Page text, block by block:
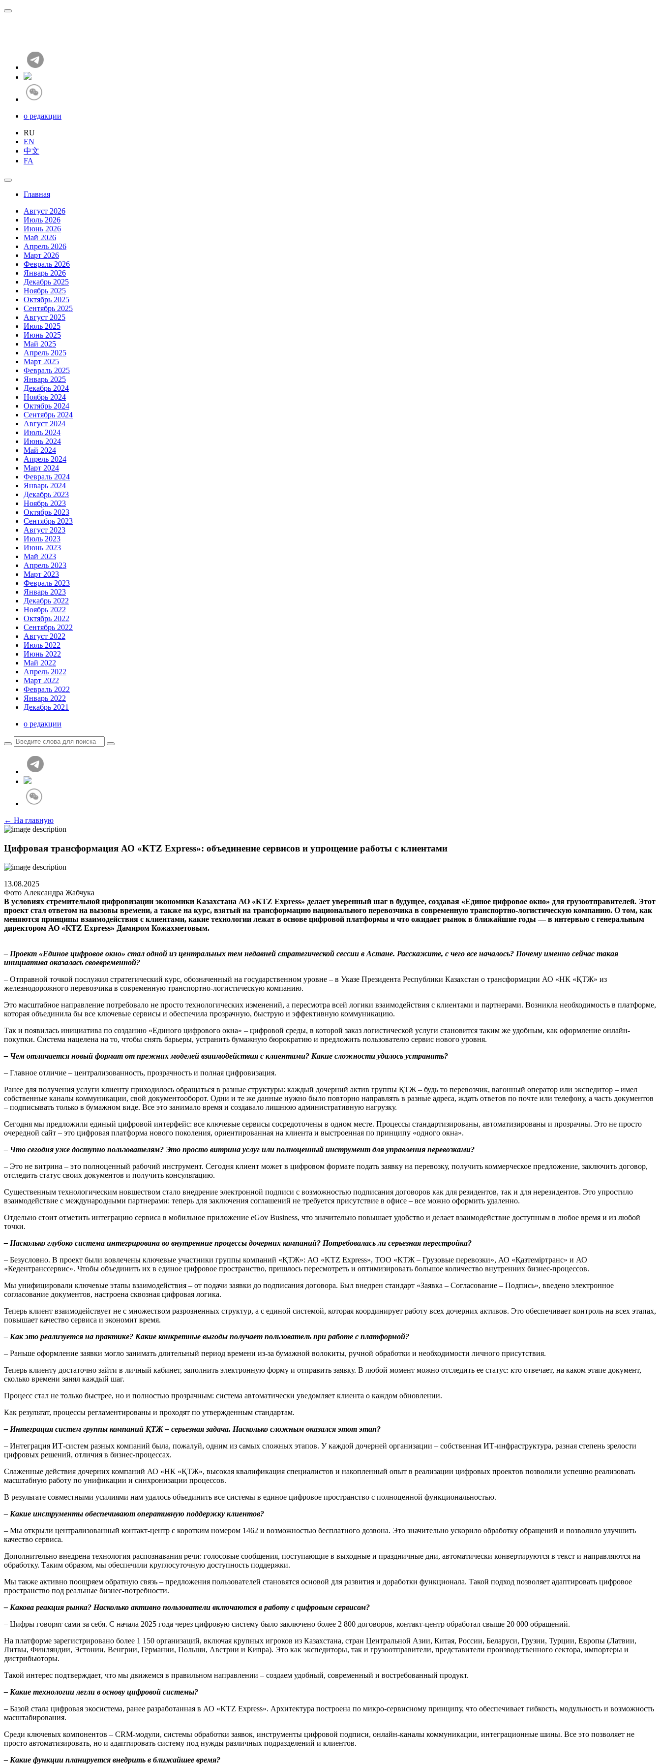
о редакции
RU
EN
中文
FA
Главная
Август 2026
Июль 2026
Июнь 2026
Май 2026
Апрель 2026
Март 2026
Февраль 2026
Январь 2026
Декабрь 2025
Ноябрь 2025
Октябрь 2025
Сентябрь 2025
Август 2025
Июль 2025
Июнь 2025
Май 2025
Апрель 2025
Март 2025
Февраль 2025
Январь 2025
Декабрь 2024
Ноябрь 2024
Октябрь 2024
Сентябрь 2024
Август 2024
Июль 2024
Июнь 2024
Май 2024
Апрель 2024
Март 2024
Февраль 2024
Январь 2024
Декабрь 2023
Ноябрь 2023
Октябрь 2023
Сентябрь 2023
Август 2023
Июль 2023
Июнь 2023
Май 2023
Апрель 2023
Март 2023
Февраль 2023
Январь 2023
Декабрь 2022
Ноябрь 2022
Октябрь 2022
Сентябрь 2022
Август 2022
Июль 2022
Июнь 2022
Май 2022
Апрель 2022
Март 2022
Февраль 2022
Январь 2022
Декабрь 2021
о редакции
← На главную
Цифровая трансформация АО «KTZ Express»: объединение сервисов и упрощение работы с клиентами
13.08.2025
Фото Александра Жабчука
В условиях стремительной цифровизации экономики Казахстана АО «KTZ Express» делает уверенный шаг в будущее, создавая «Единое цифровое окно» для грузоотправителей. Этот
проект стал ответом на вызовы времени, а также на курс, взятый на трансформацию национального перевозчика в современную транспортно-логистическую компанию. О том, как
меняются принципы взаимодействия с клиентами, какие технологии лежат в основе цифровой платформы и что ожидает рынок в ближайшие годы — в интервью с генеральным
директором АО «KTZ Express» Дамиром Кожахметовым.
– Проект «Единое цифровое окно» стал одной из центральных тем недавней стратегической сессии в Астане. Расскажите, с чего все началось? Почему именно сейчас такая
инициатива оказалась своевременной?
– Отправной точкой послужил стратегический курс, обозначенный на государственном уровне – в Указе Президента Республики Казахстан о трансформации АО «НК «ҚТЖ» из
железнодорожного перевозчика в современную транспортно-логистическую компанию.
Это масштабное направление потребовало не просто технологических изменений, а пересмотра всей логики взаимодействия с клиентами и партнерами. Возникла необходимость в платформе,
которая объединила бы все ключевые сервисы и обеспечила прозрачную, быструю и эффективную коммуникацию.
Так и появилась инициатива по созданию «Единого цифрового окна» – цифровой среды, в которой заказ логистической услуги становится таким же удобным, как оформление онлайн-
покупки. Система нацелена на то, чтобы снять барьеры, устранить бумажную бюрократию и предложить пользователю сервис нового уровня.
– Чем отличается новый формат от прежних моделей взаимодействия с клиентами? Какие сложности удалось устранить?
– Главное отличие – централизованность, прозрачность и полная цифровизация.
Ранее для получения услуги клиенту приходилось обращаться в разные структуры: каждый дочерний актив группы ҚТЖ – будь то перевозчик, вагонный оператор или экспедитор – имел
собственные каналы коммуникации, свой документооборот. Одни и те же данные нужно было повторно направлять в разные адреса, ждать ответов по почте или телефону, а часть документов
– подписывать только в бумажном виде. Все это занимало время и создавало лишнюю административную нагрузку.
Сегодня мы предложили единый цифровой интерфейс: все ключевые сервисы сосредоточены в одном месте. Процессы стандартизированы, автоматизированы и прозрачны. Это не просто
очередной сайт – это цифровая платформа нового поколения, ориентированная на клиента и выстроенная по принципу «одного окна».
– Что сегодня уже доступно пользователям? Это просто витрина услуг или полноценный инструмент для управления перевозками?
– Это не витрина – это полноценный рабочий инструмент. Сегодня клиент может в цифровом формате подать заявку на перевозку, получить коммерческое предложение, заключить договор,
отследить статус своих документов и получить консультацию.
Существенным технологическим новшеством стало внедрение электронной подписи с возможностью подписания договоров как для резидентов, так и для нерезидентов. Это упростило
взаимодействие с международными партнерами: теперь для заключения соглашений не требуется присутствие в офисе – все можно оформить удаленно.
Отдельно стоит отметить интеграцию сервиса в мобильное приложение eGov Business, что значительно повышает удобство и делает взаимодействие доступным в любое время и из любой
точки.
– Насколько глубоко система интегрирована во внутренние процессы дочерних компаний? Потребовалась ли серьезная перестройка?
– Безусловно. В проект были вовлечены ключевые участники группы компаний «ҚТЖ»: АО «KTZ Express», ТОО «КТЖ – Грузовые перевозки», АО «Қазтеміртранс» и АО
«Кедентранссервис». Чтобы объединить их в единое цифровое пространство, пришлось пересмотреть и оптимизировать большое количество внутренних бизнес-процессов.
Мы унифицировали ключевые этапы взаимодействия – от подачи заявки до подписания договора. Был внедрен стандарт «Заявка – Согласование – Подпись», введено электронное
согласование документов, настроена сквозная цифровая логика.
Теперь клиент взаимодействует не с множеством разрозненных структур, а с единой системой, которая координирует работу всех дочерних активов. Это обеспечивает контроль на всех этапах,
повышает качество сервиса и экономит время.
– Как это реализуется на практике? Какие конкретные выгоды получает пользователь при работе с платформой?
– Раньше оформление заявки могло занимать длительный период времени из-за бумажной волокиты, ручной обработки и необходимости личного присутствия.
Теперь клиенту достаточно зайти в личный кабинет, заполнить электронную форму и отправить заявку. В любой момент можно отследить ее статус: кто отвечает, на каком этапе документ,
сколько времени занял каждый шаг.
Процесс стал не только быстрее, но и полностью прозрачным: система автоматически уведомляет клиента о каждом обновлении.
Как результат, процессы регламентированы и проходят по утвержденным стандартам.
– Интеграция систем группы компаний ҚТЖ – серьезная задача. Насколько сложным оказался этот этап?
– Интеграция ИТ-систем разных компаний была, пожалуй, одним из самых сложных этапов. У каждой дочерней организации – собственная ИТ-инфраструктура, разная степень зрелости
цифровых решений, отличия в бизнес-процессах.
Слаженные действия дочерних компаний АО «НК «ҚТЖ», высокая квалификация специалистов и накопленный опыт в реализации цифровых проектов позволили успешно реализовать
масштабную работу по унификации и синхронизации процессов.
В результате совместными усилиями нам удалось объединить все системы в единое цифровое пространство с полноценной функциональностью.
– Какие инструменты обеспечивают оперативную поддержку клиентов?
– Мы открыли централизованный контакт-центр с коротким номером 1462 и возможностью бесплатного дозвона. Это значительно ускорило обработку обращений и позволило улучшить
качество сервиса.
Дополнительно внедрена технология распознавания речи: голосовые сообщения, поступающие в выходные и праздничные дни, автоматически конвертируются в текст и направляются на
обработку. Таким образом, мы обеспечили круглосуточную доступность поддержки.
Мы также активно поощряем обратную связь – предложения пользователей становятся основой для развития и доработки функционала. Такой подход позволяет адаптировать цифровое
пространство под реальные бизнес-потребности.
– Какова реакция рынка? Насколько активно пользователи включаются в работу с цифровым сервисом?
– Цифры говорят сами за себя. С начала 2025 года через цифровую систему было заключено более 2 800 договоров, контакт-центр обработал свыше 20 000 обращений.
На платформе зарегистрировано более 1 150 организаций, включая крупных игроков из Казахстана, стран Центральной Азии, Китая, России, Беларуси, Грузии, Турции, Европы (Латвии,
Литвы, Финляндии, Эстонии, Венгрии, Германии, Польши, Австрии и Кипра). Это как экспедиторы, так и грузоотправители, представители производственного сектора, импортеры и
дистрибьюторы.
Такой интерес подтверждает, что мы движемся в правильном направлении – создаем удобный, современный и востребованный продукт.
– Какие технологии легли в основу цифровой системы?
– Базой стала цифровая экосистема, ранее разработанная в АО «KTZ Express». Архитектура построена по микро-сервисному принципу, что обеспечивает гибкость, модульность и возможность
масштабирования.
Среди ключевых компонентов – CRM-модули, системы обработки заявок, инструменты цифровой подписи, онлайн-каналы коммуникации, интеграционные шины. Все это позволяет не
просто автоматизировать, но и адаптировать систему под нужды различных подразделений и клиентов.
– Какие функции планируется внедрить в ближайшее время?